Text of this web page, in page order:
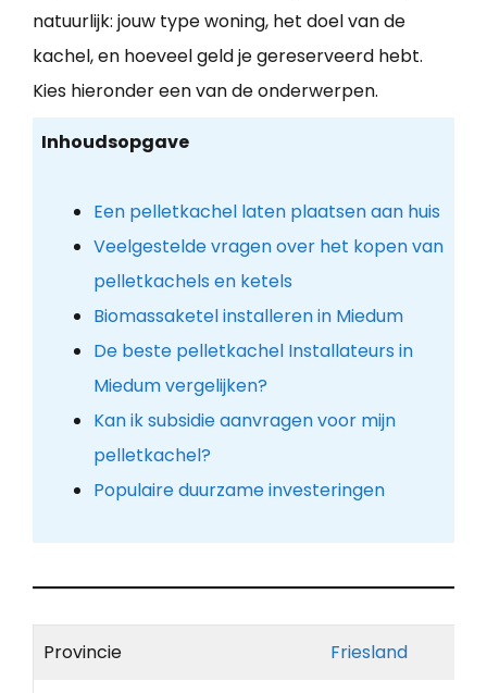
natuurlijk: jouw type woning, het doel van de
kachel, en hoeveel geld je gereserveerd hebt.
Kies hieronder een van de onderwerpen.
Inhoudsopgave
Een pelletkachel laten plaatsen aan huis
Veelgestelde vragen over het kopen van
pelletkachels en ketels
Biomassaketel installeren in Miedum
De beste pelletkachel Installateurs in
Miedum vergelijken?
Kan ik subsidie aanvragen voor mijn
pelletkachel?
Populaire duurzame investeringen
Provincie Friesland